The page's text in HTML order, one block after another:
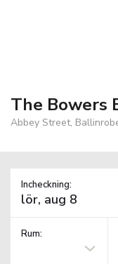
The Bowers
Abbey Street,
Incheckning:
Rum: